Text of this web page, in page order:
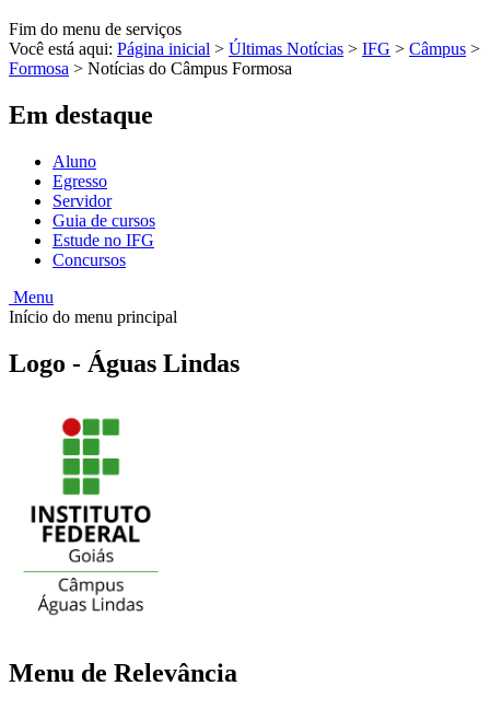
Fim do menu de serviços
Você está aqui: Página inicial > Últimas Notícias > IFG > Câmpus >
Formosa > Notícias do Câmpus Formosa
Em destaque
Aluno
Egresso
Servidor
Guia de cursos
Estude no IFG
Concursos
Menu
Início do menu principal
Logo - Águas Lindas
Menu de Relevância